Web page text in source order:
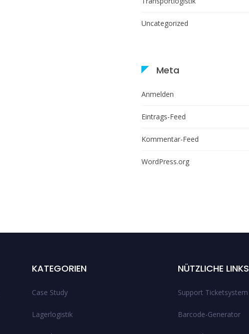
Uncategorized
Meta
Anmelden
Eintrags-Feed
Kommentar-Feed
WordPress.org
KATEGORIEN
Case Study
Lagerlogistik
NÜTZLICHE LINKS
Support Ticketsystem
Barcode-Generator